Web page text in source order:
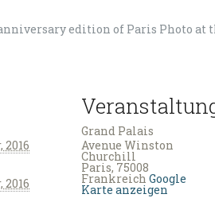
edition of Paris Photo at
2016
2016
Grand Palais
Avenue Winston
Churchill
Paris, 75008
Frankreich Google
Karte anzeigen